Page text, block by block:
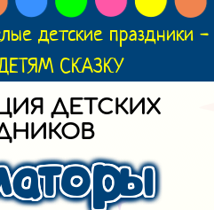
детские праздники -
СКАЗКУ
ДЕТСКИХ